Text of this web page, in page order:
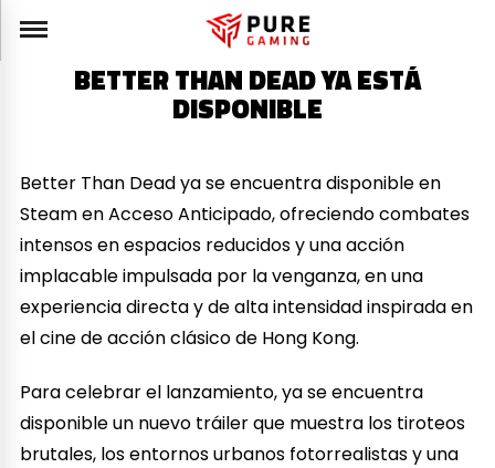
BETTER THAN DEAD YA ESTÁ
DISPONIBLE
Better Than Dead ya se encuentra disponible en
Steam en Acceso Anticipado, ofreciendo combates
intensos en espacios reducidos y una acción
implacable impulsada por la venganza, en una
experiencia directa y de alta intensidad inspirada en
el cine de acción clásico de Hong Kong.
Para celebrar el lanzamiento, ya se encuentra
disponible un nuevo tráiler que muestra los tiroteos
brutales, los entornos urbanos fotorrealistas y una